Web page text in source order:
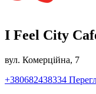
I Feel City
вул. Комерційна, 7
+380682438334